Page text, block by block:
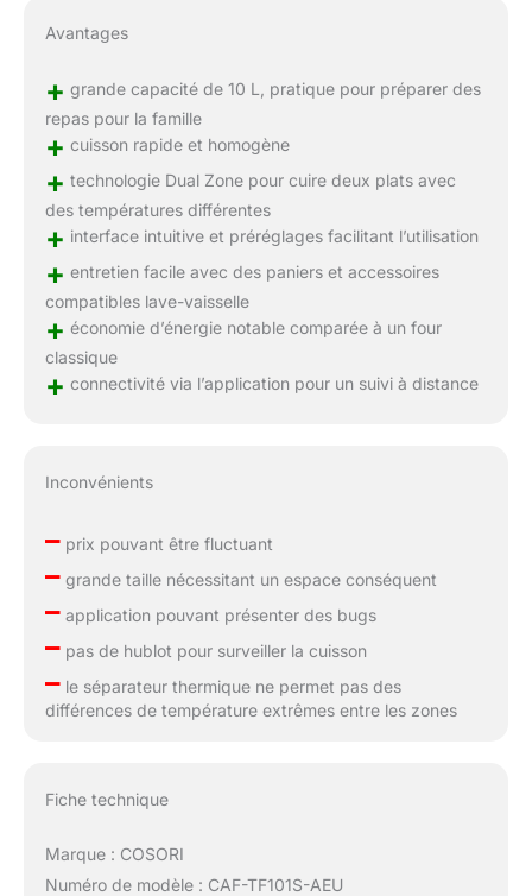
Avantages
+ grande capacité de 10 L, pratique pour préparer des
repas pour la famille
+ cuisson rapide et homogène
+ technologie Dual Zone pour cuire deux plats avec
des températures différentes
+ interface intuitive et préréglages facilitant l’utilisation
+ entretien facile avec des paniers et accessoires
compatibles lave-vaisselle
+ économie d’énergie notable comparée à un four
classique
+ connectivité via l’application pour un suivi à distance
Inconvénients
–prix pouvant être fluctuant
–grande taille nécessitant un espace conséquent
–application pouvant présenter des bugs
–pas de hublot pour surveiller la cuisson
–le séparateur thermique ne permet pas des
différences de température extrêmes entre les zones
Fiche technique
Marque : COSORI
Numéro de modèle : CAF-TF101S-AEU